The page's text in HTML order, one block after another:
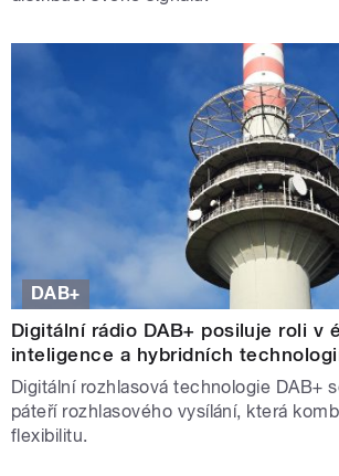
DAB+
Digitální rádio DAB+ posiluje roli v
inteligence a hybridních
Digitální rozhlasová technologie DAB+
páteří rozhlasového vysílání, která
flexibilitu.